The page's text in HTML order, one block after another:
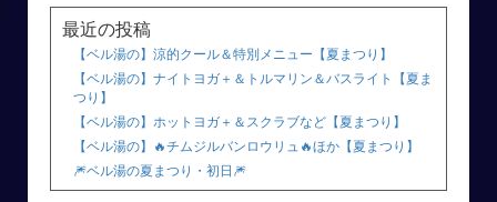
最近の投稿
【ベル湯の】涼的クール＆特別メニュー【夏まつり】
【ベル湯の】ナイトヨガ＋＆トルマリン＆バスライト【夏ま
つり】
【ベル湯の】ホットヨガ＋＆スクラブなど【夏まつり】
【ベル湯の】🔥チムジルバンロウリュ🔥ほか【夏まつり】
🎆ベル湯の夏まつり・初日🎆